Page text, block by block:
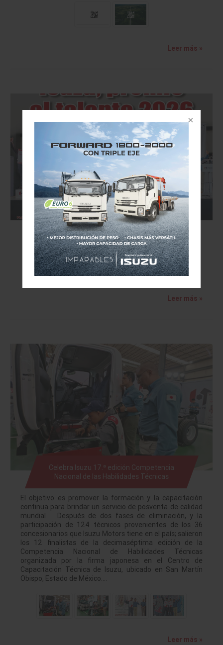
Leer más »
VISION AUTOMOTRIZ/REVISTA DIGITAL/23 DE
MAYO DE 2026
Leer más »
Celebra Isuzu 17.ª edición Competencia
Nacional de las Habilidades Técnicas
El objetivo es promover la formación y la capacitación
continua para brindar un servicio de posventa de calidad
mundial Después de dos fases de eliminación, y la
participación de 124 técnicos provenientes de los 36
concesionarios que Isuzu Motors tiene en el país; salieron
los 12 finalistas de la decimaséptima edición de la
Competencia Nacional de Habilidades Técnicas
organizada por la firma japonesa en el Centro de
Capacitación Técnica de Isuzu, ubicado en San Martín
Obispo, Estado de México.…
Leer más »